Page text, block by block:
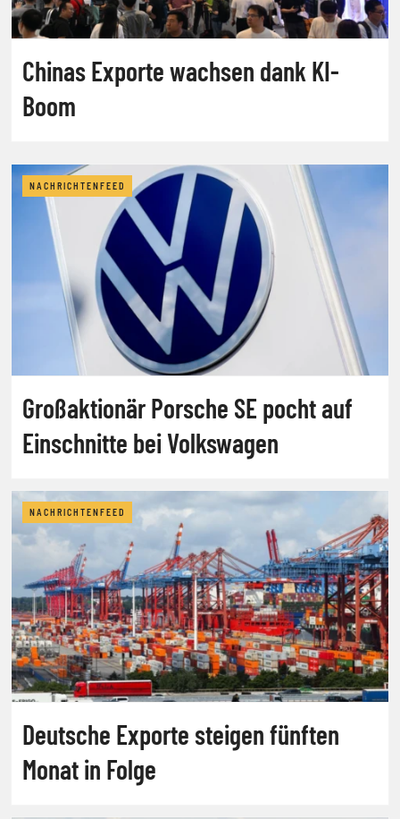
Chinas Exporte wachsen dank KI-
Boom
NACHRICHTENFEED
Großaktionär Porsche SE pocht auf
Einschnitte bei Volkswagen
NACHRICHTENFEED
Deutsche Exporte steigen fünften
Monat in Folge